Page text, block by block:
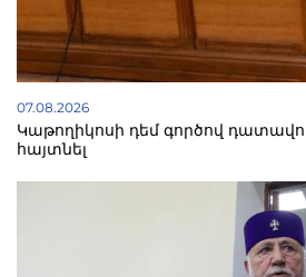
07.08.2026
Կաթողիկոսի դեմ գործով
հայտնել